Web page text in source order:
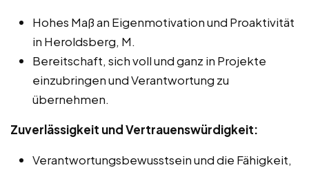
Hohes Maß an Eigenmotivation und Proaktivität
in Heroldsberg, M.
Bereitschaft, sich voll und ganz in Projekte
einzubringen und Verantwortung zu
übernehmen.
Zuverlässigkeit und Vertrauenswürdigkeit:
Verantwortungsbewusstsein und die Fähigkeit,